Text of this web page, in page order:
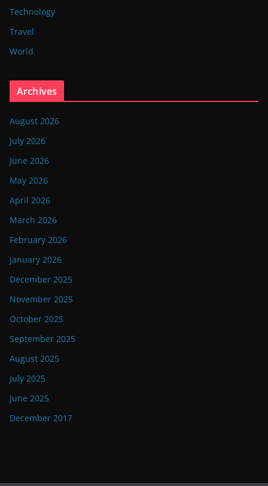
Technology
Travel
World
Archives
August 2026
July 2026
June 2026
May 2026
April 2026
March 2026
February 2026
January 2026
December 2025
November 2025
October 2025
September 2025
August 2025
July 2025
June 2025
December 2017